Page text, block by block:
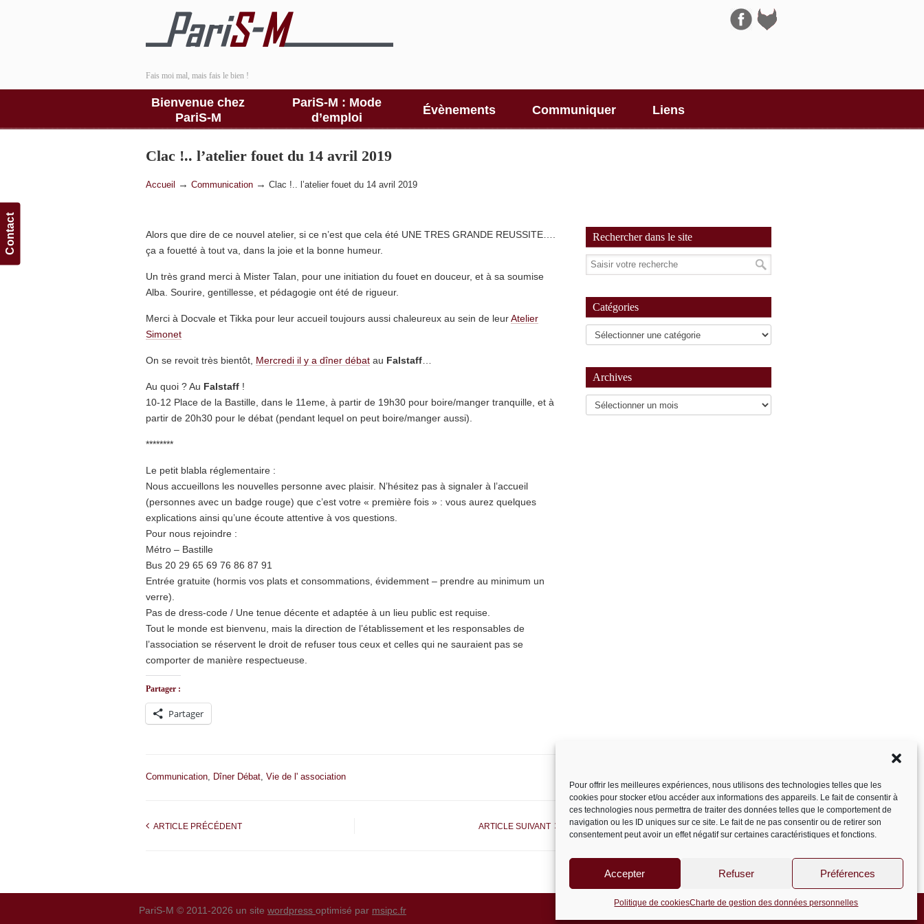
Pour offrir les meilleures expériences, nous utilisons des technologies telles que les
cookies pour stocker et/ou accéder aux informations des appareils. Le fait de consentir à
ces technologies nous permettra de traiter des données telles que le comportement de
navigation ou les ID uniques sur ce site. Le fait de ne pas consentir ou de retirer son
consentement peut avoir un effet négatif sur certaines caractéristiques et fonctions.
Accepter Refuser Préférences
Politique de cookiesCharte de gestion des données personnelles
Contact
Fais moi mal, mais fais le bien !
Bienvenue chez
PariS-M
PariS-M : Mode
d’emploi
Évènements Communiquer Liens
Navigation
Clac !.. l’atelier fouet du 14 avril 2019
Accueil → Communication → Clac !.. l’atelier fouet du 14 avril 2019
Alors que dire de ce nouvel atelier, si ce n’est que cela été UNE TRES GRANDE REUSSITE….
ça a fouetté à tout va, dans la joie et la bonne humeur.
Un très grand merci à Mister Talan, pour une initiation du fouet en douceur, et à sa soumise
Alba. Sourire, gentillesse, et pédagogie ont été de rigueur.
Merci à Docvale et Tikka pour leur accueil toujours aussi chaleureux au sein de leurAtelier
Simonet
On se revoit très bientôt, Mercredi il y a dîner débat au Falstaff
Au quoi ? Au Falstaff !
10-12 Place de la Bastille, dans le 11eme, à partir de 19h30 pour boire/manger tranquille, et à
partir de 20h30 pour le débat (pendant lequel on peut boire/manger aussi).
********
Le petit blabla réglementaire :
Nous accueillons les nouvelles personne avec plaisir. N’hésitez pas à signaler à l’accueil
(personnes avec un badge rouge) que c’est votre « première fois » : vous aurez quelques
explications ainsi qu’une écoute attentive à vos questions.
Pour nous rejoindre :
Métro – Bastille
Bus 20 29 65 69 76 86 87 91
Entrée gratuite (hormis vos plats et consommations, évidemment – prendre au minimum un
verre).
Pas de dress-code / Une tenue décente et adaptée à un lieu public est requise.
Tout le monde est bienvenu, mais la direction de l’établissement et les responsables de
l’association se réservent le droit de refuser tous ceux et celles qui ne sauraient pas se
comporter de manière respectueuse.
Partager :
Partager
Communication, Dîner Débat, Vie de l' association
ARTICLE PRÉCÉDENT ARTICLE SUIVANT
Rechercher dans le site
Catégories
Archives
Archives
PariS-M © 2011-2026 un site wordpress optimisé par msipc.fr